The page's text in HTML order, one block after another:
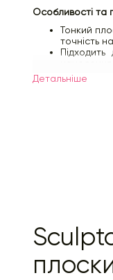
Особливості та
Тонкий
точність
брів.
Зручний у
Детальнiше